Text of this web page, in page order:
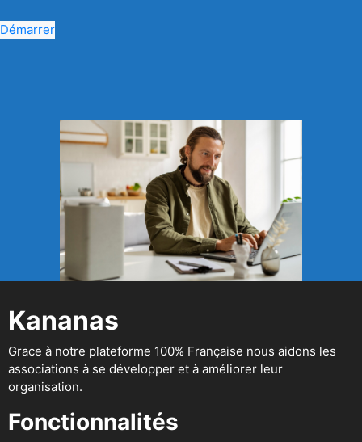
Démarrer
Kananas
Grace à notre plateforme 100% Française nous aidons les
associations à se développer et à améliorer leur
organisation.
Fonctionnalités